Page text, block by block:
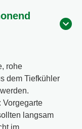
rohe
dem Tiefkühler
Vorgegarte
langsam